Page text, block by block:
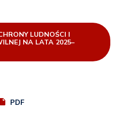
LUDNOŚCI I
NA LATA 2025–
Otworzy
PDF